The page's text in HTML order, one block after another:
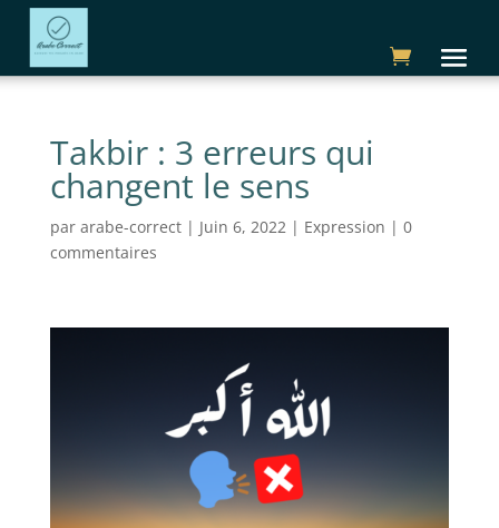
Takbir : 3 erreurs qui
changent le sens
par arabe-correct| Juin 6, 2022| Expression | 0
commentaires